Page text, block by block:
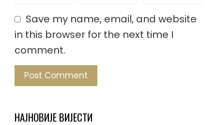
Save my name, email, and website
in this browser for the next time I
comment.
НАЈНОВИЈЕ ВИЈЕСТИ